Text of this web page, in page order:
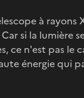
à rayons
si la lumière
ce n'est pas le
énergie qui